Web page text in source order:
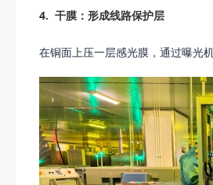
4. 干膜：形成线路保护层
在铜面上压一层感光膜，通过曝光